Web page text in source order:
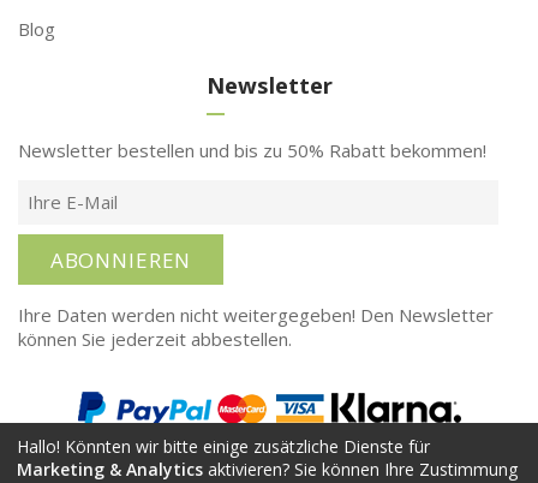
Blog
Newsletter
Newsletter bestellen und bis zu 50% Rabatt bekommen!
ABONNIEREN
Ihre Daten werden nicht weitergegeben! Den Newsletter
können Sie jederzeit abbestellen.
Hallo! Könnten wir bitte einige zusätzliche Dienste für
Marketing & Analytics aktivieren? Sie können Ihre Zustimmung